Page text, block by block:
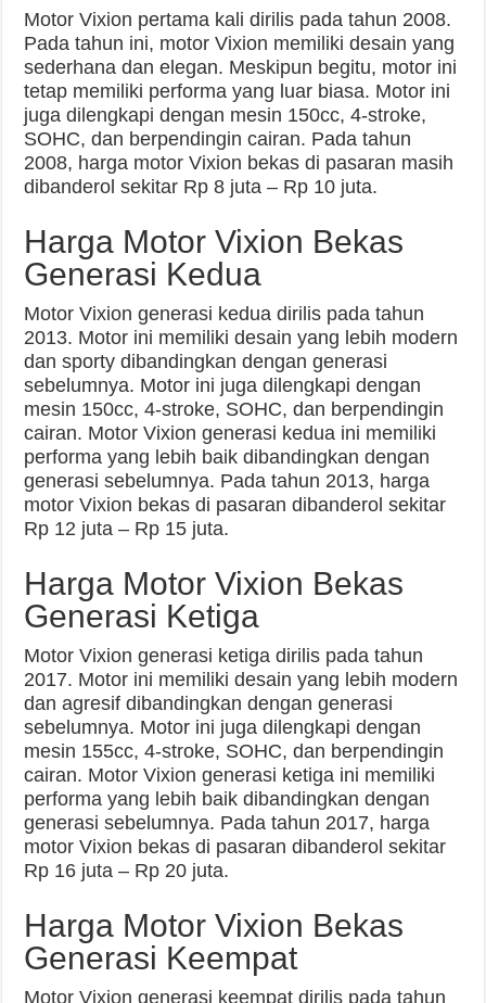
Motor Vixion pertama kali dirilis pada tahun 2008.
Pada tahun ini, motor Vixion memiliki desain yang
sederhana dan elegan. Meskipun begitu, motor ini
tetap memiliki performa yang luar biasa. Motor ini
juga dilengkapi dengan mesin 150cc, 4-stroke,
SOHC, dan berpendingin cairan. Pada tahun
2008, harga motor Vixion bekas di pasaran masih
dibanderol sekitar Rp 8 juta – Rp 10 juta.
Harga Motor Vixion Bekas
Generasi Kedua
Motor Vixion generasi kedua dirilis pada tahun
2013. Motor ini memiliki desain yang lebih modern
dan sporty dibandingkan dengan generasi
sebelumnya. Motor ini juga dilengkapi dengan
mesin 150cc, 4-stroke, SOHC, dan berpendingin
cairan. Motor Vixion generasi kedua ini memiliki
performa yang lebih baik dibandingkan dengan
generasi sebelumnya. Pada tahun 2013, harga
motor Vixion bekas di pasaran dibanderol sekitar
Rp 12 juta – Rp 15 juta.
Harga Motor Vixion Bekas
Generasi Ketiga
Motor Vixion generasi ketiga dirilis pada tahun
2017. Motor ini memiliki desain yang lebih modern
dan agresif dibandingkan dengan generasi
sebelumnya. Motor ini juga dilengkapi dengan
mesin 155cc, 4-stroke, SOHC, dan berpendingin
cairan. Motor Vixion generasi ketiga ini memiliki
performa yang lebih baik dibandingkan dengan
generasi sebelumnya. Pada tahun 2017, harga
motor Vixion bekas di pasaran dibanderol sekitar
Rp 16 juta – Rp 20 juta.
Harga Motor Vixion Bekas
Generasi Keempat
Motor Vixion generasi keempat dirilis pada tahun